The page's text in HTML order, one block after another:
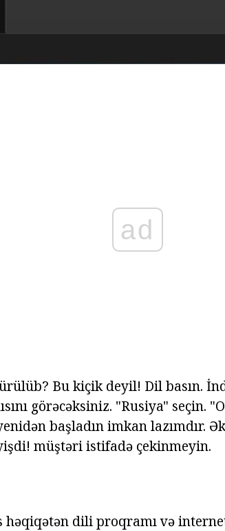
ad
Bu kiçik deyil! Dil basın.
görəcəksiniz. "Rusiya" seçin.
başladın imkan lazımdır.
müştəri istifadə çekinmeyin.
həqiqətən dili proqramı və